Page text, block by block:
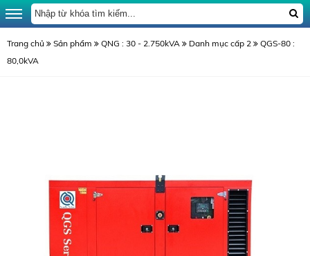
Trang chủ Sản phẩm QNG : 30 - 2.750kVA Danh mục cấp 2
QGS-80 :
80,0kVA